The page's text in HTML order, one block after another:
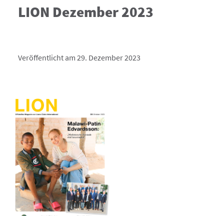
LION Dezember 2023
Veröffentlicht am 29. Dezember 2023